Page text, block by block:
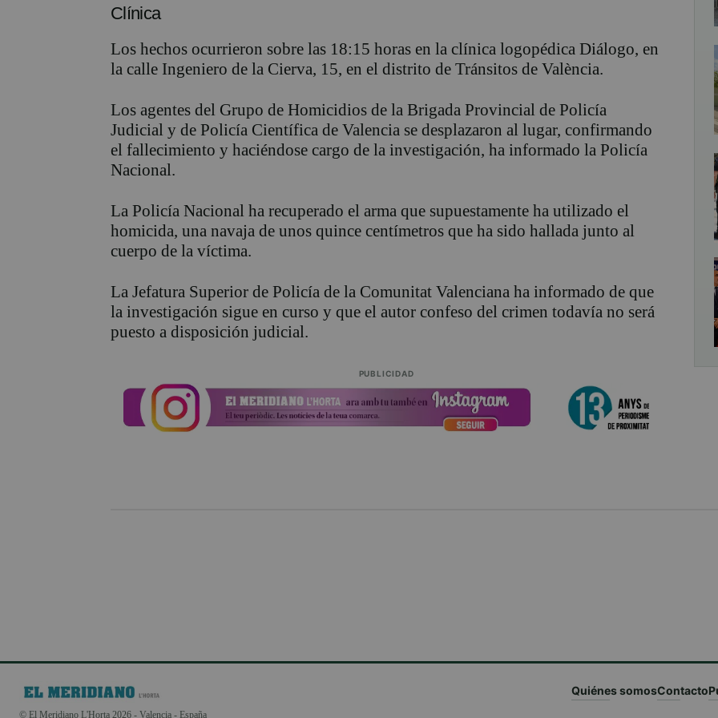
Clínica
Los hechos ocurrieron sobre las 18:15 horas en la clínica logopédica Diálogo, en
la calle Ingeniero de la Cierva, 15, en el distrito de Tránsitos de València.
Los agentes del Grupo de Homicidios de la Brigada Provincial de Policía
Judicial y de Policía Científica de Valencia se desplazaron al lugar, confirmando
el fallecimiento y haciéndose cargo de la investigación, ha informado la Policía
Nacional.
La Policía Nacional ha recuperado el arma que supuestamente ha utilizado el
homicida, una navaja de unos quince centímetros que ha sido hallada junto al
cuerpo de la víctima.
La Jefatura Superior de Policía de la Comunitat Valenciana ha informado de que
la investigación sigue en curso y que el autor confeso del crimen todavía no será
puesto a disposición judicial.
PUBLICIDAD
© El Meridiano L'Horta 2026 - Valencia - España
Quiénes somosContacto